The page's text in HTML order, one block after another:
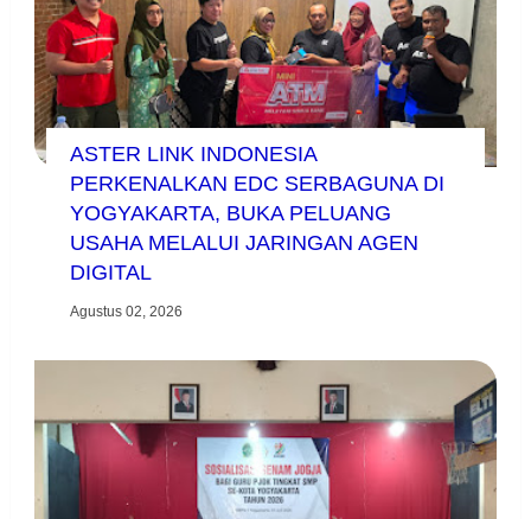
ASTER LINK INDONESIA
PERKENALKAN EDC SERBAGUNA DI
YOGYAKARTA, BUKA PELUANG
USAHA MELALUI JARINGAN AGEN
DIGITAL
Agustus 02, 2026